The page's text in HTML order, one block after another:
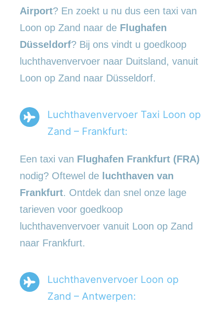
Airport? En zoekt u nu dus een taxi van
Loon op Zand naar de Flughafen
Düsseldorf? Bij ons vindt u goedkoop
luchthavenvervoer naar Duitsland, vanuit
Loon op Zand naar Düsseldorf.
Luchthavenvervoer Taxi Loon op
Zand – Frankfurt:
Een taxi van Flughafen Frankfurt (FRA)
nodig? Oftewel de luchthaven van
Frankfurt. Ontdek dan snel onze lage
tarieven voor goedkoop
luchthavenvervoer vanuit Loon op Zand
naar Frankfurt.
Luchthavenvervoer Loon op
Zand – Antwerpen: